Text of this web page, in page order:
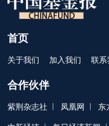
首页
关于我们 加入我们 联系
合作伙伴
紫荆杂志社 | 凤凰网 | 东